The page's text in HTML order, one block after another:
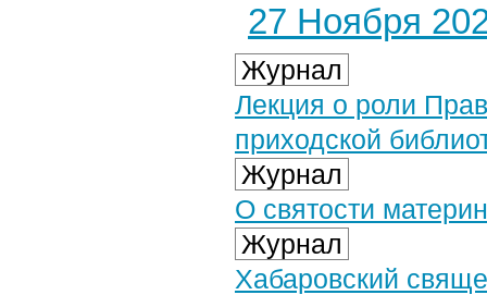
27 Ноября
Журнал
Лекция о роли
приходской
Журнал
О святости
Журнал
Хабаровский